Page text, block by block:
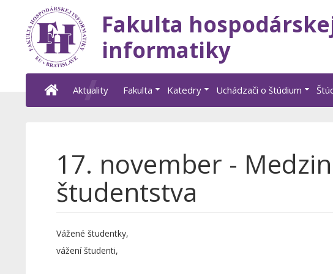
Fakulta
informatiky
Aktuality Fakulta Katedry Uchádzači o štúdium
17. november -
študentstva
Vážené študentky,
vážení študenti,